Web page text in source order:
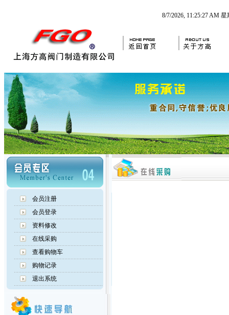
8/7/2026, 11:25:28 AM 星
会员注册
会员登录
资料修改
在线采购
查看购物车
购物记录
退出系统